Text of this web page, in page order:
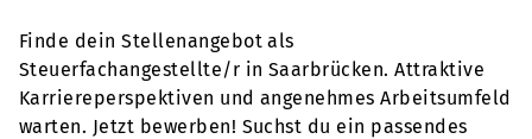
Finde dein Stellenangebot als
Steuerfachangestellte/r in Saarbrücken. Attraktive
Karriereperspektiven und angenehmes Arbeitsumfeld
warten. Jetzt bewerben! Suchst du ein passendes